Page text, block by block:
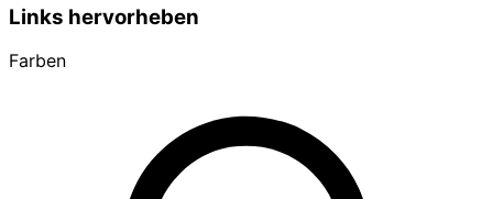
Links hervorheben
Farben